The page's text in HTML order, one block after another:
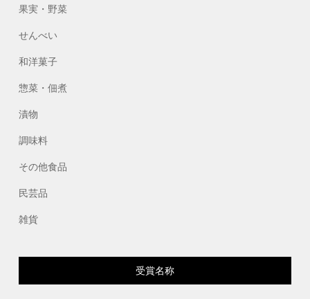
果実・野菜
せんべい
和洋菓子
惣菜・佃煮
漬物
調味料
その他食品
民芸品
雑貨
受賞名称